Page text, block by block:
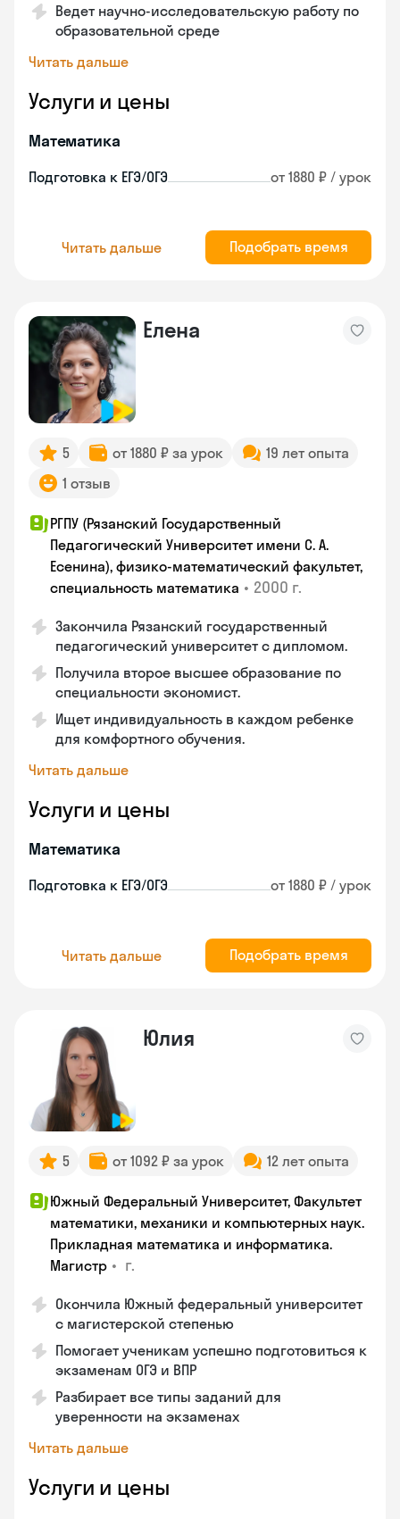
Ведет научно-исследовательскую работу по
образовательной среде
Читать дальше
Услуги и цены
Математика
Подготовка к ЕГЭ/ОГЭ от 1880 ₽ / урок
Читать дальше Подобрать время
Елена
5 от 1880 ₽ за урок
19 лет опыта
1 отзыв
РГПУ (Рязанский Государственный
Педагогический Университет имени С. А.
Есенина), физико-математический факультет,
специальность математика • 2000 г.
Закончилa Рязанский государственный
педагогический университет с дипломом.
Получила второе высшее образование по
специальности экономист.
Ищет индивидуальность в каждом ребенке
для комфортного обучения.
Читать дальше
Услуги и цены
Математика
Подготовка к ЕГЭ/ОГЭ от 1880 ₽ / урок
Читать дальше Подобрать время
Юлия
5 от 1092 ₽ за урок 12 лет опыта
Южный Федеральный Университет, Факультет
математики, механики и компьютерных наук.
Прикладная математика и информатика.
Магистр • г.
Окончила Южный федеральный университет
с магистерской степенью
Помогает ученикам успешно подготовиться к
экзаменам ОГЭ и ВПР
Разбирает все типы заданий для
уверенности на экзаменах
Читать дальше
Услуги и цены